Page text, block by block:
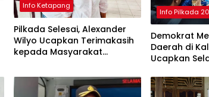
Info Ketapang
Pilkada Selesai, Alexander
Wilyo Ucapkan Terimakasih
kepada Masyarakat
Info Pilkada
Demokrat
Daerah di
Ucapkan